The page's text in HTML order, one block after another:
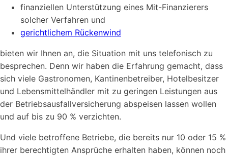
finanziellen Unterstützung eines Mit-Finanzierers
solcher Verfahren und
gerichtlichem Rückenwind
bieten wir Ihnen an, die Situation mit uns telefonisch zu
besprechen. Denn wir haben die Erfahrung gemacht, dass
sich viele Gastronomen, Kantinenbetreiber, Hotelbesitzer
und Lebensmittelhändler mit zu geringen Leistungen aus
der Betriebsausfallversicherung abspeisen lassen wollen
und auf bis zu 90 % verzichten.
Und viele betroffene Betriebe, die bereits nur 10 oder 15 %
ihrer berechtigten Ansprüche erhalten haben, können noch